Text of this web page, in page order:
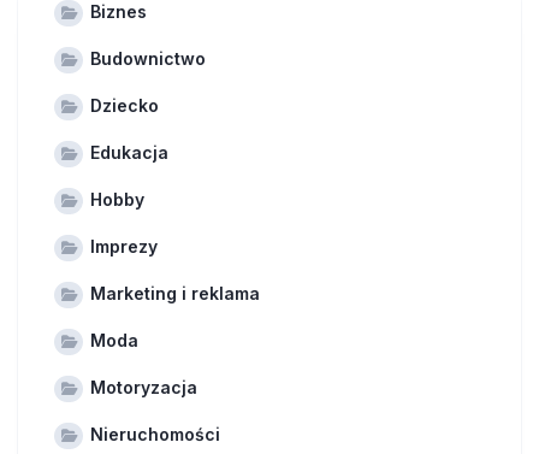
Biznes
Budownictwo
Dziecko
Edukacja
Hobby
Imprezy
Marketing i reklama
Moda
Motoryzacja
Nieruchomości